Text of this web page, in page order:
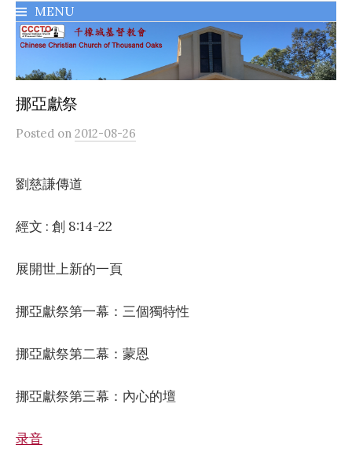
MENU
挪亞獻祭
Posted on 2012-08-26
劉慈謙傳道
經文 : 創 8:14-22
展開世上新的一頁
挪亞獻祭第一幕：三個獨特性
挪亞獻祭第二幕：蒙恩
挪亞獻祭第三幕：內心的壇
录音